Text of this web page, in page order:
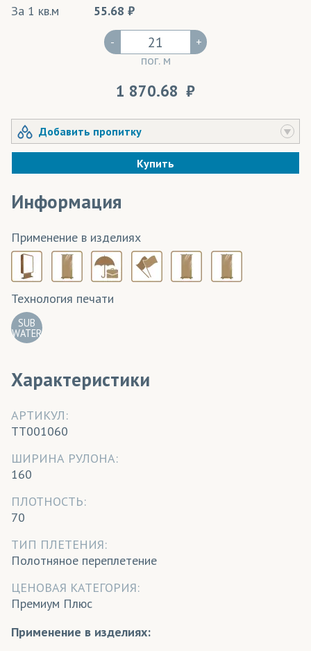
За 1 кв.м
55.68
-
пог. м
+
1 870.68
Добавить пропитку
Купить
Информация
Применение в изделиях
Технология печати
SUB
WATER
Характеристики
АРТИКУЛ:
TT001060
ШИРИНА РУЛОНА:
160
ПЛОТНОСТЬ:
70
ТИП ПЛЕТЕНИЯ:
Полотняное переплетение
ЦЕНОВАЯ КАТЕГОРИЯ:
Премиум Плюс
Применение в изделиях: